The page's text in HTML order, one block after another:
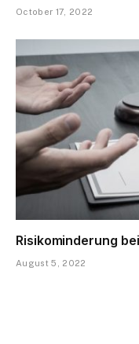
October 17, 2022
Risikominderung
August 5, 2022